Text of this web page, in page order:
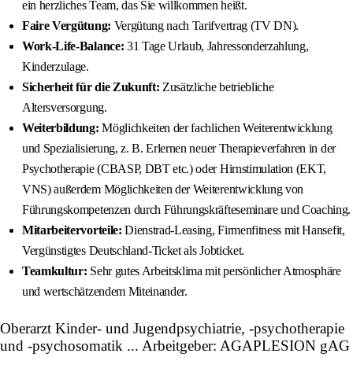
ein herzliches Team, das Sie willkommen heißt.
Faire Vergütung: Vergütung nach Tarifvertrag (TV DN).
Work-Life-Balance: 31 Tage Urlaub, Jahressonderzahlung,
Kinderzulage.
Sicherheit für die Zukunft: Zusätzliche betriebliche
Altersversorgung.
Weiterbildung: Möglichkeiten der fachlichen Weiterentwicklung
und Spezialisierung, z. B. Erlernen neuer Therapieverfahren in der
Psychotherapie (CBASP, DBT etc.) oder Hirnstimulation (EKT,
VNS) außerdem Möglichkeiten der Weiterentwicklung von
Führungskompetenzen durch Führungskräfteseminare und Coaching.
Mitarbeitervorteile: Dienstrad-Leasing, Firmenfitness mit Hansefit,
Vergünstigtes Deutschland-Ticket als Jobticket.
Teamkultur: Sehr gutes Arbeitsklima mit persönlicher Atmosphäre
und wertschätzendem Miteinander.
Oberarzt Kinder- und Jugendpsychiatrie, -psychotherapie
und -psychosomatik ... Arbeitgeber: AGAPLESION gAG